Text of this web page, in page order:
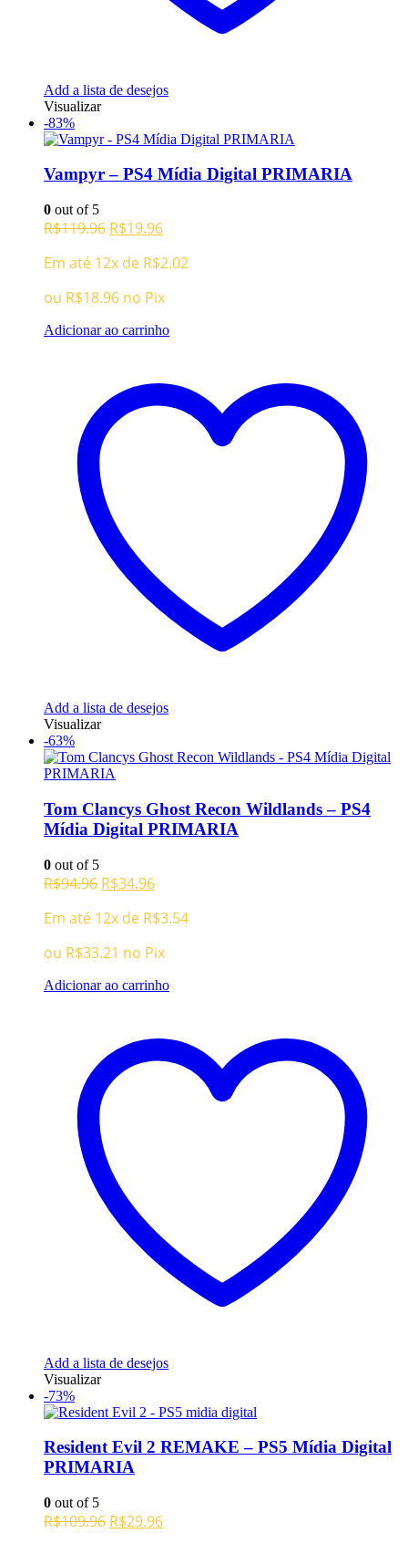
Add a lista de desejos
Visualizar
-83%
Vampyr – PS4 Mídia Digital PRIMARIA
0 out of 5
R$119.96 O
original
era:
R$119.96.
R$19.96O
atual
R$19.96.
Em até 12x de R$2.02
ou R$18.96 no Pix
Adicionar ao carrinho
Add a lista de desejos
Visualizar
-63%
Tom Clancys Ghost Recon Wildlands – PS4
Mídia Digital PRIMARIA
0 out of 5
R$94.96 O
original
era:
R$94.96.
R$34.96O
atual
é:
R$34.96.
Em até 12x de R$3.54
ou R$33.21 no Pix
Adicionar ao carrinho
Add a lista de desejos
Visualizar
-73%
Resident Evil 2 REMAKE – PS5 Mídia Digital
PRIMARIA
0 out of 5
R$109.96 O
R$29.96O